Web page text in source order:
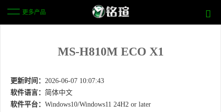
更多产品
MS-H810M ECO X1
更新时间： 2026-06-07 10:07:43
软件语言： 简体中文
软件平台： Windows10/Windows11 24H2 or later